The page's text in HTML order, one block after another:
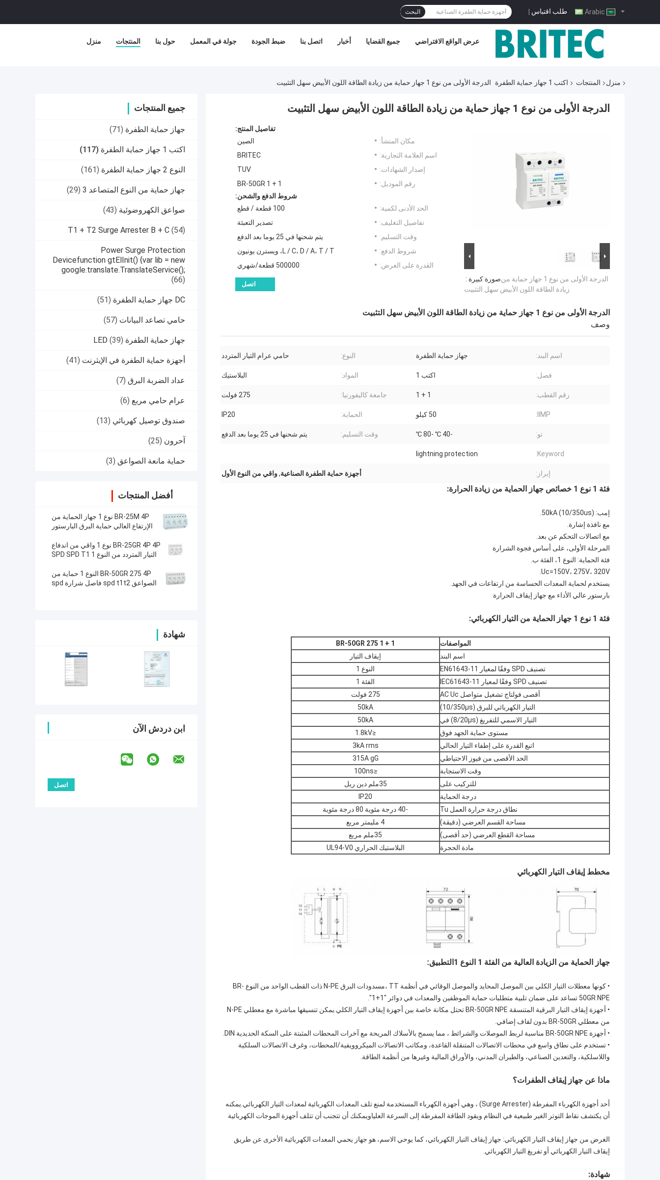
طلب اقتباس | البحث
منزل المنتجات حول بنا جولة في المعمل ضبط الجودة اتصل بنا أخبار جميع القضايا عرض الواقع الافتراضي
منزل المنتجات اكتب 1 جهاز حماية الطفرة الدرجة الأولى من نوع 1 جهاز حماية من زيادة الطاقة اللون الأبيض سهل التثبيت
جميع المنتجات
جهاز حماية الطفرة (71)
اكتب 1 جهاز حماية الطفرة (117)
النوع 2 جهاز حماية الطفرة (161)
جهاز حماية من النوع المتصاعد 3 (29)
صواعق الكهروضوئية (43)
T1 + T2 Surge Arrester B + C (54)
Power Surge Protection
Devicefunction gtElInit() {var lib = new
google.translate.TranslateService();
(66)
DC جهاز حماية الطفرة (51)
حامي تصاعد البيانات (57)
جهاز حماية الطفرة LED (39)
أجهزة حماية الطفرة في الإيثرنت (41)
عداد الضربة البرق (7)
عرام حامي مربع (6)
صندوق توصيل كهربائي (13)
آحرون (25)
حماية مانعة الصواعق (3)
أفضل المنتجات
BR-25M 4P نوع 1 جهاز الحماية من
الإرتفاع العالي حماية البرق البارستور
BR-25GR 4P 4P نوع 1 واقي من اندفاع
التيار المتردد من النوع 1 SPD SPD T1
الطور واقي من اندفاع التيار الكهربائي
BR-50GR 275 4P النوع 1 حماية من
الصواعق spd t1t2 فاصل شرارة spd
شهادة
ابن دردش الآن
الدرجة الأولى من نوع 1 جهاز حماية من زيادة الطاقة اللون الأبيض سهل التثبيت
صورة كبيرة :الدرجة الأولى من نوع 1 جهاز حماية من
زيادة الطاقة اللون الأبيض سهل التثبيت
تفاصيل المنتج:
مكان المنشأ:
الصين
اسم العلامة التجارية:
BRITEC
إصدار الشهادات:
TUV
رقم الموديل:
BR-50GR 1 + 1
شروط الدفع والشحن:
الحد الأدنى لكمية:
100 قطعة / قطع
تفاصيل التغليف:
تصدير التعبئة
وقت التسليم:
يتم شحنها في 25 يوما بعد الدفع
شروط الدفع:
L / C، D / A، T / T، ويسترن يونيون
القدرة على العرض:
500000 قطعة/شهري
اتصل
الدرجة الأولى من نوع 1 جهاز حماية من زيادة الطاقة اللون الأبيض سهل التثبيت
وصف
اسم البند: جهاز حماية الطفرة النوع: حامي عرام التيار المتردد
فصل: اكتب 1 المواد: البلاستيك
رقم القطب: 1 + 1 جامعة كاليفورنيا: 275 فولت
IIMP: 50 كيلو الحماية: IP20
تو: -40 ℃ -80 ℃ وقت التسليم: يتم شحنها في 25 يوما بعد الدفع
Keyword:
lightning protection
إبراز: أجهزة حماية الطفرة الصناعية,واقي من النوع الأول
فئة 1 نوع 1 خصائص جهاز الحماية من زيادة الحرارة:
إمب: 50kA (10/350us).
مع نافذة إشارة.
مع اتصالات التحكم عن بعد.
المرحلة الأولى، على أساس فجوة الشرارة
فئة الحماية: النوع 1، الفئة ب.
Uc=150V، 275V، 320V.
يستخدم لحماية المعدات الحساسة من ارتفاعات في الجهد.
بارستور عالي الأداء مع جهاز إيقاف الحرارة
فئة 1 نوع 1 جهاز الحماية من التيار الكهربائي:
المواصفات
BR-50GR 275 1 + 1
اسم البند
إيقاف التيار
تصنيف SPD وفقًا لمعيار EN61643-11
النوع 1
تصنيف SPD وفقًا لمعيار IEC61643-11
الفئة 1
أقصى فولتاج تشغيل متواصل AC Uc
275 فولت
التيار الكهربائي للبرق (10/350μs)
50kA
التيار الاسمي للتفريغ (8/20μs) في
50kA
مستوى حماية الجهد فوق
≤1.8kV
اتبع القدرة على إطفاء التيار الحالي
3kA rms
الحد الأقصى من فيوز الاحتياطي
315A gG
وقت الاستجابة
≤100ns
للتركيب على
35ملم دين ريل
درجة الحماية
IP20
نطاق درجة حرارة العمل Tu
-40 درجة مئوية 80 درجة مئوية
مساحة القسم العرضي (دقيقة)
4 مليمتر مربع
مساحة القطع العرضي (حد أقصى)
35ملم مربع
مادة الحجرة
البلاستيك الحراري UL94-V0
مخطط إيقاف التيار الكهربائي
جهاز الحماية من الزيادة العالية من الفئة 1 النوع 1 التطبيق:
• كونها معطلات التيار الكلي بين الموصل المحايد والموصل الوقائي في أنظمة TT ،مسدودات البرق N-PE ذات القطب الواحد من النوع BR-
50GR NPE تساعد على ضمان تلبية متطلبات حماية الموظفين والمعدات في دوائر "1+1".
• أجهزة إيقاف التيار البرقية المتنسقة BR-50GR NPE تحتل مكانة خاصة بين أجهزة إيقاف التيار الكلي.يمكن تنسيقها مباشرة مع معطلي N-PE
من معطلي BR-50GR بدون لفاف إضافي.
• أجهزة BR-50GR NPE مناسبة لربط الموصلات والشرائط ، مما يسمح بالأسلاك المريحة مع آخرات المحطات المثبتة على السكة الحديدية DIN.
• تستخدم على نطاق واسع في محطات الاتصالات المتنقلة القاعدة، ومكاتب الاتصالات الميكروويفية/المحطات، وغرف الاتصالات السلكية
واللاسلكية، والتعدين الصناعي، والطيران المدني، والأوراق المالية وغيرها من أنظمة الطاقة.
ماذا عن جهاز إيقاف الطفرات؟
أحد أجهزة الكهرباء المفرطة (Surge Arrester) ، وهي أجهزة الكهرباء المستخدمة لمنع تلف المعدات الكهربائية لمعدات التيار الكهربائي.يمكنه
أن يكتشف نقاط التوتر الغير طبيعية في النظام ويقود الطاقة المفرطة إلى السرعة العلياويمكنك أن تتجنب أن تتلف أجهزة الموجات الكهربائية
الغرض من جهاز إيقاف التيار الكهربائي: جهاز إيقاف التيار الكهربائي، كما يوحي الاسم، هو جهاز يحمي المعدات الكهربائية الأخرى عن طريق
إيقاف التيار الكهربائي أو تفريغ التيار الكهربائي.
شهادة: